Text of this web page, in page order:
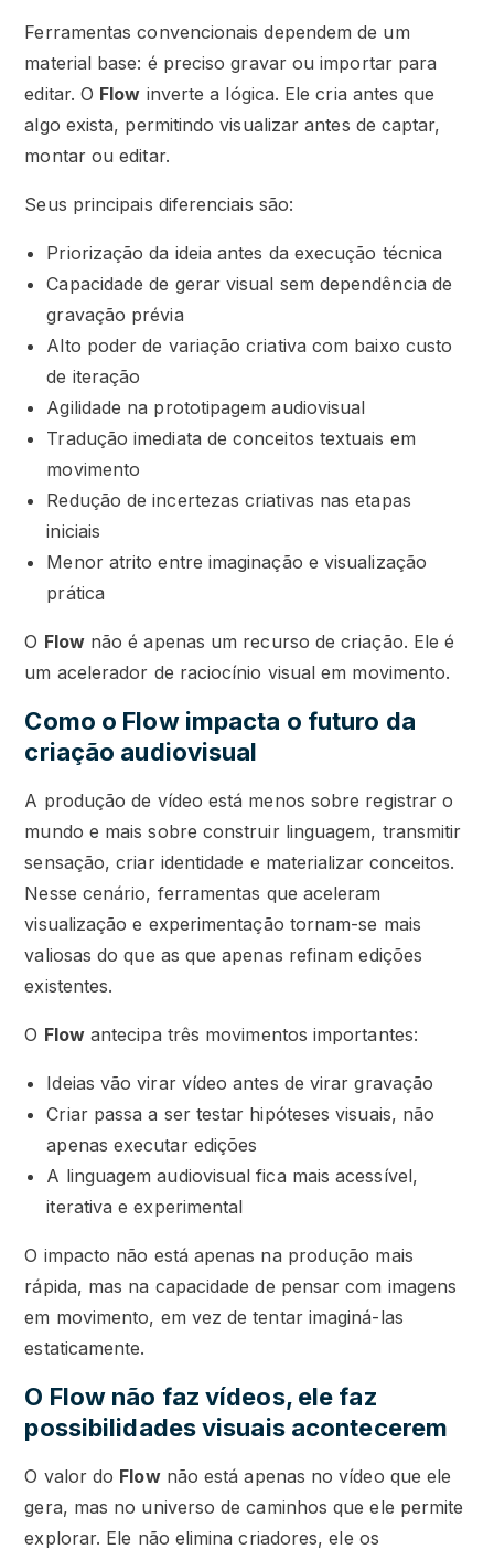
Ferramentas convencionais dependem de um
material base: é preciso gravar ou importar para
editar. O Flow inverte a lógica. Ele cria antes que
algo exista, permitindo visualizar antes de captar,
montar ou editar.
Seus principais diferenciais são:
Priorização da ideia antes da execução técnica
Capacidade de gerar visual sem dependência de
gravação prévia
Alto poder de variação criativa com baixo custo
de iteração
Agilidade na prototipagem audiovisual
Tradução imediata de conceitos textuais em
movimento
Redução de incertezas criativas nas etapas
iniciais
Menor atrito entre imaginação e visualização
prática
O Flownão é apenas um recurso de criação. Ele é
um acelerador de raciocínio visual em movimento.
Como o Flow impacta o futuro da
criação audiovisual
A produção de vídeo está menos sobre registrar o
mundo e mais sobre construir linguagem, transmitir
sensação, criar identidade e materializar conceitos.
Nesse cenário, ferramentas que aceleram
visualização e experimentação tornam-se mais
valiosas do que as que apenas refinam edições
existentes.
O Flowantecipa três movimentos importantes:
Ideias vão virar vídeo antes de virar gravação
Criar passa a ser testar hipóteses visuais, não
apenas executar edições
A linguagem audiovisual fica mais acessível,
iterativa e experimental
O impacto não está apenas na produção mais
rápida, mas na capacidade de pensar com imagens
em movimento, em vez de tentar imaginá-las
estaticamente.
O Flow não faz vídeos, ele faz
possibilidades visuais acontecerem
O valor do Flownão está apenas no vídeo que ele
gera, mas no universo de caminhos que ele permite
explorar. Ele não elimina criadores, ele os